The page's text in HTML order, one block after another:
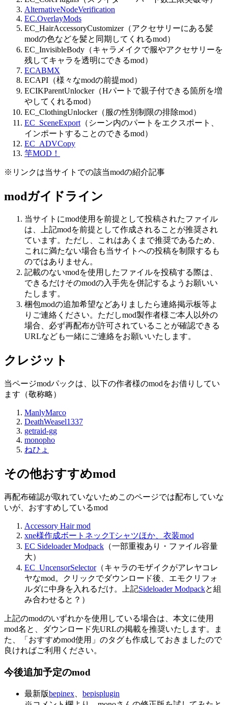
AlternativeNodeVerification
EC.OverlayMods
EC_HairAccessoryCustomizer（アクセサリーにある髪
modの色などを髪と同期してくれるmod）
EC_InvisibleBody（キャラメイクで服やアクセサリーを
残してキャラを透明にできるmod）
ECABMX
ECAPI（様々なmodの前提mod）
ECIKParentUnlocker（Hパートで親子付できる箇所を増
やしてくれるmod）
EC_ClothingUnlocker（服の性別制限の排除mod）
EC_SceneExport （シーン内のパートをエクスポート、
インポートすることのできるmod）
EC_ADVCopy
竿MOD！
※リンクは当サイトでの該当modの紹介記事
modガイドライン
当サイトにmod使用を前提として投稿されたファイル
は、上記modを前提として作成されることが推奨され
ています。ただし、これはあくまで推奨であるため、
これに満たない場合も当サイトへの投稿を制限するも
のではありません。
記載のないmodを使用したファイルを投稿する際は、
できるだけそのmodの入手先を併記するようお願いい
たします。
梱包modの追加希望などありましたら連絡掲示板等よ
りご連絡ください。ただしmod製作者様ご本人以外の
場合、必ず再配布が許可されていることが確認できる
URLなども一緒にご連絡をお願いいたします。
クレジット
当ページmodパックは、以下の作者様のmodをお借りしてい
ます（敬称略）
ManlyMarco
DeathWeasel1337
getraid-gg
monopho
ねひょ
その他おすすめmod
再配布確認が取れていないためこのページでは配布していな
いが、おすすめしているmod
Accessory Hair mod
xne様作成ボートネックTシャツほか、衣装mod
EC Sideloader Modpack （一部重複あり・ファイル容量
大）
EC_UncensorSelector（キャラのモザイクがアレヤコレ
ヤなmod。クリックでダウンロード後、エモクリフォ
ルダに中身を入れるだけ。上記Sideloader Modpackと組
み合わせると？）
上記のmodのいずれかを使用している場合は、本文に使用
mod名と、ダウンロード先URLの掲載を推奨いたします。ま
た、「おすすめmod使用」のタグも作成しておきましたので
良ければご利用ください。
今後追加予定のmod
最新版bepinex
bepisplugin